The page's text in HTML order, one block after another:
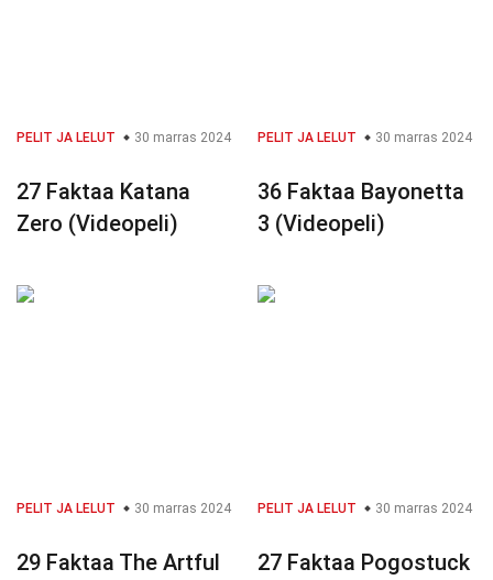
PELIT JA LELUT 30 marras 2024
27 Faktaa Katana
Zero (Videopeli)
PELIT JA LELUT 30 marras 2024
36 Faktaa Bayonetta
3 (Videopeli)
PELIT JA LELUT 30 marras 2024
29 Faktaa The Artful
PELIT JA LELUT 30 marras 2024
27 Faktaa Pogostuck